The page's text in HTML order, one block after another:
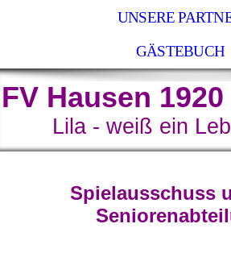
UNSERE
GÄSTEBUCH
FV Hausen
Lila - weiß ein
Spielausschuss